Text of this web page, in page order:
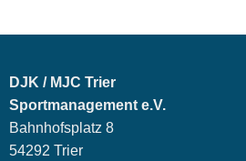
DJK / MJC Trier
Sportmanagement e.V.
Bahnhofsplatz 8
54292 Trier